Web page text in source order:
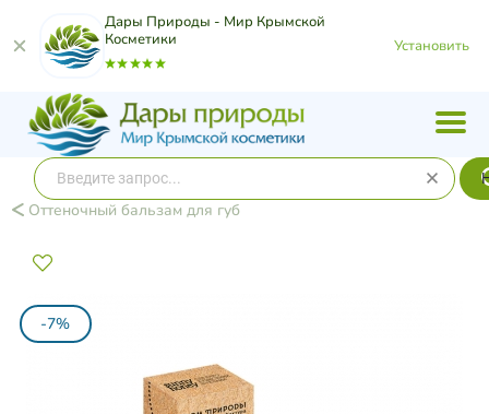
Дары Природы - Мир Крымской
Косметики
Установить
Оттеночный бальзам для губ
-7%